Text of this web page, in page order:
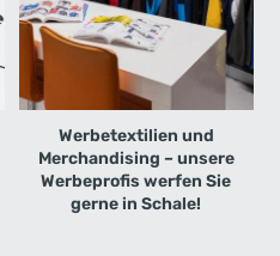
Werbetextilien und
Merchandising – unsere
Werbeprofis werfen Sie
gerne in Schale!